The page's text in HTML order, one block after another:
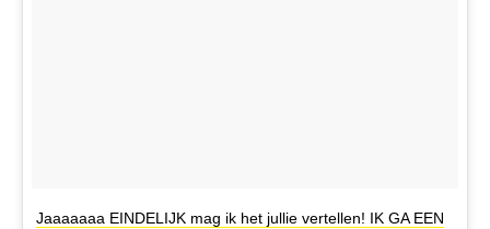
Jaaaaaaa EINDELIJK mag ik het jullie vertellen! IK GA EEN